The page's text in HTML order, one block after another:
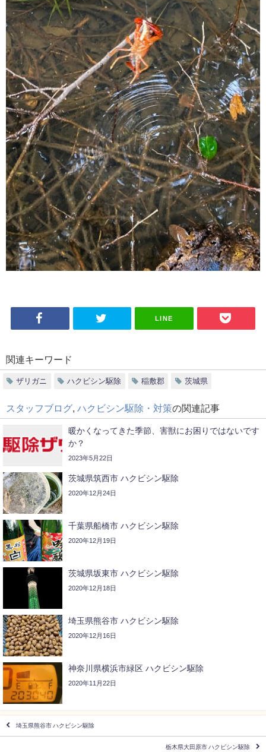
LINE
関連キーワード
ザリガニ ハクビシン駆除 稲敷郡 茨城県
スタッフブログ ハクビシン駆除・対策の関連記事
暖かくなってきた季節、害獣にお困りではないです
か？
2023年5月22日
茨城県筑西市 ハクビシン駆除
2020年12月24日
千葉県船橋市 ハクビシン駆除
2020年12月19日
茨城県坂東市 ハクビシン駆除
2020年12月18日
埼玉県熊谷市 ハクビシン駆除
2020年12月16日
神奈川県横浜市緑区 ハクビシン駆除
2020年11月22日
埼玉県熊谷市 ハクビシン駆除
栃木県大田原市 ハクビシン駆除